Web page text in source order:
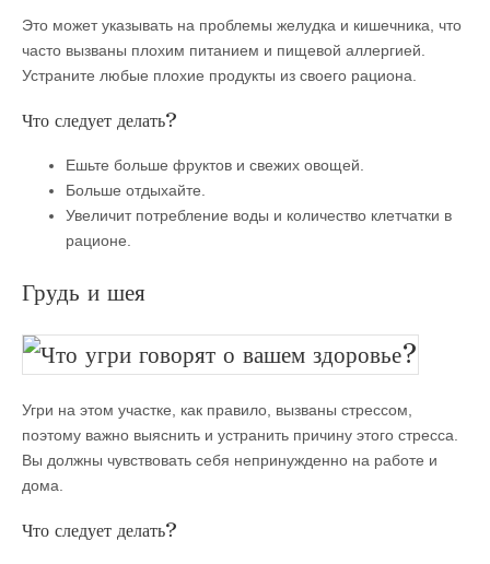
Это может указывать на проблемы желудка и кишечника, что
часто вызваны плохим питанием и пищевой аллергией.
Устраните любые плохие продукты из своего рациона.
Что следует делать?
Ешьте больше фруктов и свежих овощей.
Больше отдыхайте.
Увеличит потребление воды и количество клетчатки в
рационе.
Грудь и шея
Угри на этом участке, как правило, вызваны стрессом,
поэтому важно выяснить и устранить причину этого стресса.
Вы должны чувствовать себя непринужденно на работе и
дома.
Что следует делать?